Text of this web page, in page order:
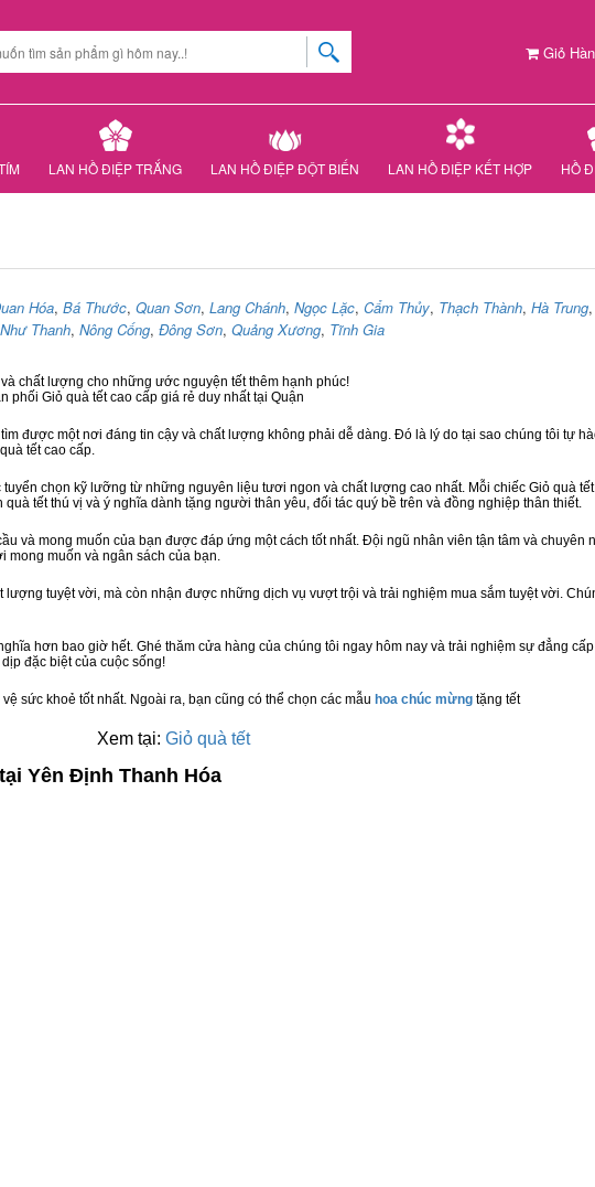
Giỏ
LAN HỒ ĐIỆP TRẮNG LAN HỒ ĐIỆP ĐỘT BIẾN LAN HỒ ĐIỆP KẾT HỢP HỒ
Hóa, Bá Thước, Quan Sơn, Lang Chánh, Ngọc Lặc, Cẩm Thủy, Thạch Thành, Hà Trung,
Như Thanh, Nông Cống, Đông Sơn, Quảng Xương, Tĩnh Gia
chất lượng cho những ước nguyện tết thêm hạnh phúc!
phối Giỏ quà tết cao cấp giá rẻ duy nhất tại Quận
được một nơi đáng tin cậy và chất lượng không phải dễ dàng. Đó là lý do tại sao chúng tôi tự
tết cao cấp.
chọn kỹ lưỡng từ những nguyên liệu tươi ngon và chất lượng cao nhất. Mỗi chiếc Giỏ quà tết
tết thú vị và ý nghĩa dành tặng người thân yêu, đối tác quý bề trên và đồng nghiệp thân thiết.
và mong muốn của bạn được đáp ứng một cách tốt nhất. Đội ngũ nhân viên tận tâm và chuyên
mong muốn và ngân sách của bạn.
tuyệt vời, mà còn nhận được những dịch vụ vượt trội và trải nghiệm mua sắm tuyệt vời.
hơn bao giờ hết. Ghé thăm cửa hàng của chúng tôi ngay hôm nay và trải nghiệm sự đẳng
đặc biệt của cuộc sống!
sức khoẻ tốt nhất. Ngoài ra, bạn cũng có thể chọn các mẫu hoa chúc mừng tặng tết
Xem tại: Giỏ quà tết
Yên Định Thanh Hóa